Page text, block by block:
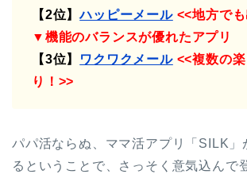
【2位】ハッピーメール <<地方で
▼機能のバランスが優れたアプリ
【3位】
ワクワクメール <<複数の
り！>>
パパ活ならぬ、ママ活アプリ「SILK」
るということで、さっそく意気込んで